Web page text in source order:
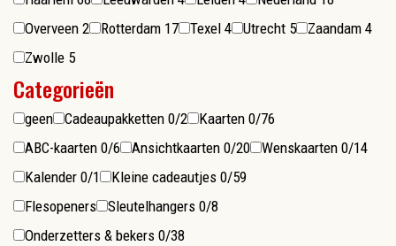
Overveen 2 Rotterdam 17 Texel 4 Utrecht 5 Zaandam 4
Zwolle 5
Categorieën
geen Cadeaupakketten 0/2 Kaarten 0/76
ABC-kaarten 0/6 Ansichtkaarten 0/20 Wenskaarten 0/14
Kalender 0/1 Kleine cadeautjes 0/59
Flesopeners
Sleutelhangers 0/8
Onderzetters & bekers 0/38